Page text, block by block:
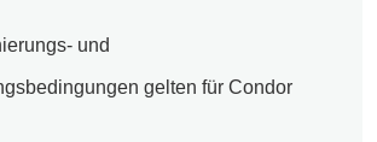
und
gelten für Condor